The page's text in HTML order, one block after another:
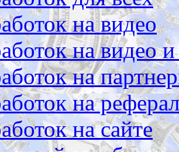
на видео
на видео
на
на
на сайте